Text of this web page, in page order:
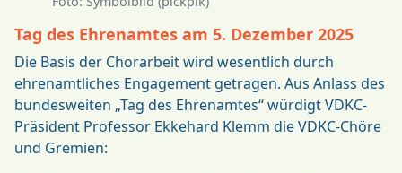
Tag des Ehrenamtes am 5. Dezember 2025
Die Basis der Chorarbeit wird wesentlich durch
ehrenamtliches Engagement getragen. Aus Anlass des
bundesweiten „Tag des Ehrenamtes“ würdigt VDKC-
Präsident Professor Ekkehard Klemm die VDKC-Chöre
und Gremien: